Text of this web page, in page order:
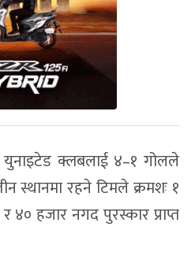
क्लबलाई ४–१ गोलले
स्थानमा रहने टिमले क्रमशः १
४० हजार नगद पुरस्कार प्राप्त